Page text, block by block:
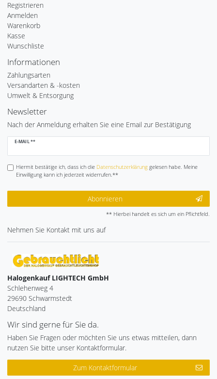
Registrieren
Anmelden
Warenkorb
Kasse
Wunschliste
Informationen
Zahlungsarten
Versandarten & -kosten
Umwelt & Entsorgung
Newsletter
Nach der Anmeldung erhalten Sie eine Email zur Bestätigung
E-MAIL **
Newsletter
Hiermit bestätige ich, dass ich die Daten­schutz­erklärunggelesen habe. Meine
Einwilligung kann ich jederzeit widerrufen.**
Abonnieren
** Hierbei handelt es sich um ein Pflichtfeld.
Nehmen Sie Kontakt mit uns auf
Halogenkauf LIGHTECH GmbH
Schlehenweg 4
29690 Schwarmstedt
Deutschland
Wir sind gerne für Sie da.
Haben Sie Fragen oder möchten Sie uns etwas mitteilen, dann
nutzen Sie bitte unser Kontaktformular.
Zum Kontaktformular